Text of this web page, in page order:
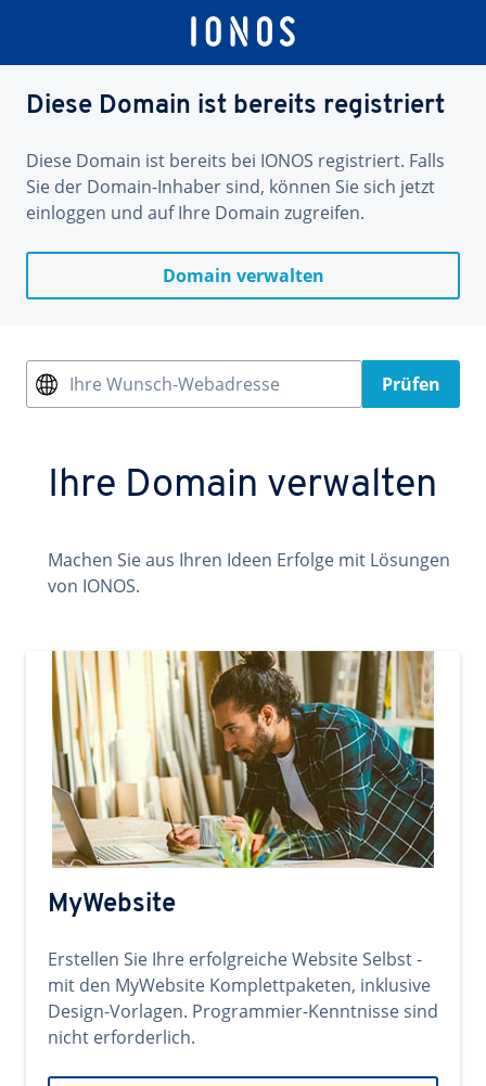
Diese Domain ist bereits registriert
Diese Domain ist bereits bei IONOS registriert. Falls
Sie der Domain-Inhaber sind, können Sie sich jetzt
einloggen und auf Ihre Domain zugreifen.
Domain verwalten
Ihre Wunsch-Webadresse Prüfen
Ihre Domain verwalten
Machen Sie aus Ihren Ideen Erfolge mit Lösungen
von IONOS.
MyWebsite
Erstellen Sie Ihre erfolgreiche Website Selbst -
mit den MyWebsite Komplettpaketen, inklusive
Design-Vorlagen. Programmier-Kenntnisse sind
nicht erforderlich.